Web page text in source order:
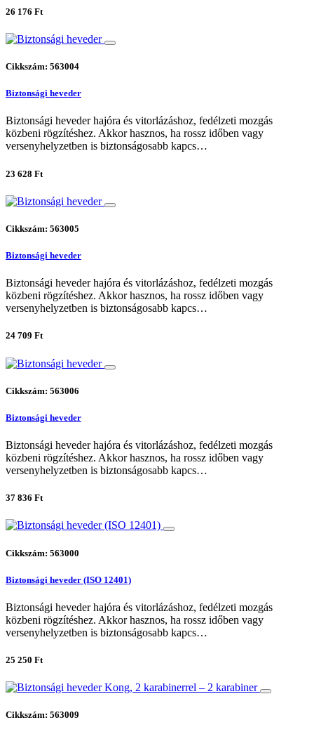
26 176 Ft
Cikkszám: 563004
Biztonsági heveder
Biztonsági heveder hajóra és vitorlázáshoz, fedélzeti mozgás
közbeni rögzítéshez. Akkor hasznos, ha rossz időben vagy
versenyhelyzetben is biztonságosabb kapcs…
23 628 Ft
Cikkszám: 563005
Biztonsági heveder
Biztonsági heveder hajóra és vitorlázáshoz, fedélzeti mozgás
közbeni rögzítéshez. Akkor hasznos, ha rossz időben vagy
versenyhelyzetben is biztonságosabb kapcs…
24 709 Ft
Cikkszám: 563006
Biztonsági heveder
Biztonsági heveder hajóra és vitorlázáshoz, fedélzeti mozgás
közbeni rögzítéshez. Akkor hasznos, ha rossz időben vagy
versenyhelyzetben is biztonságosabb kapcs…
37 836 Ft
Cikkszám: 563000
Biztonsági heveder (ISO 12401)
Biztonsági heveder hajóra és vitorlázáshoz, fedélzeti mozgás
közbeni rögzítéshez. Akkor hasznos, ha rossz időben vagy
versenyhelyzetben is biztonságosabb kapcs…
25 250 Ft
Cikkszám: 563009